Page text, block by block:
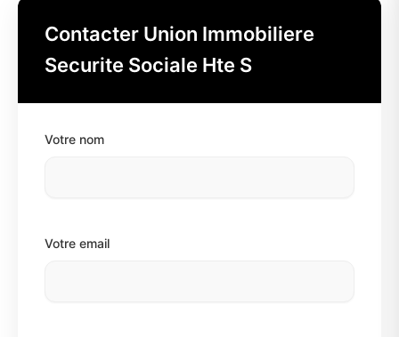
Contacter Union Immobiliere
Securite Sociale Hte S
Votre nom
Votre email